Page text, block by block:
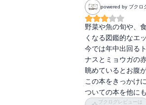
powered by ブクロ
野菜や魚の旬や、
くなる図鑑的なエ
今では年中出回る
ナスとミョウガの
眺めているとお腹
この本をきっかけ
ついての本を他に
ブクログレビューは